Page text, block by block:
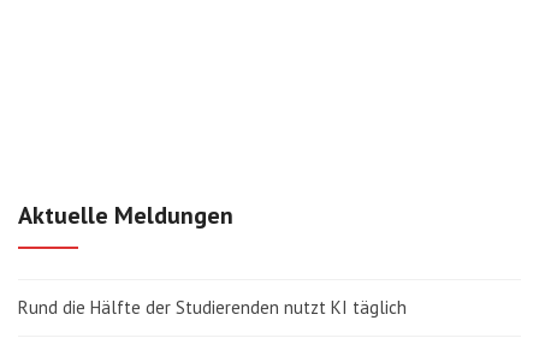
Aktuelle Meldungen
Rund die Hälfte der Studierenden nutzt KI täglich